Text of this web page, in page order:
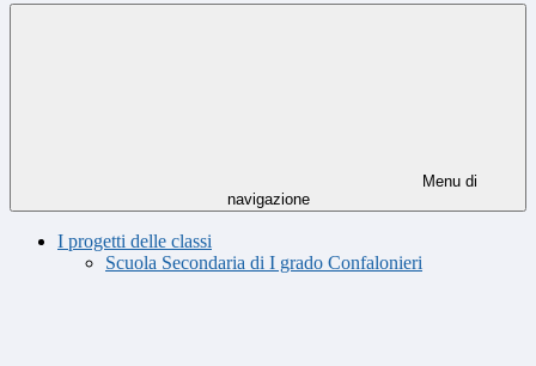
Menu di
navigazione
I progetti delle classi
Scuola Secondaria di I grado Confalonieri